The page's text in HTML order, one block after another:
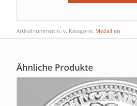
Artikelnummer: n. v. Kategorie: Medaillen
Ähnliche Produkte